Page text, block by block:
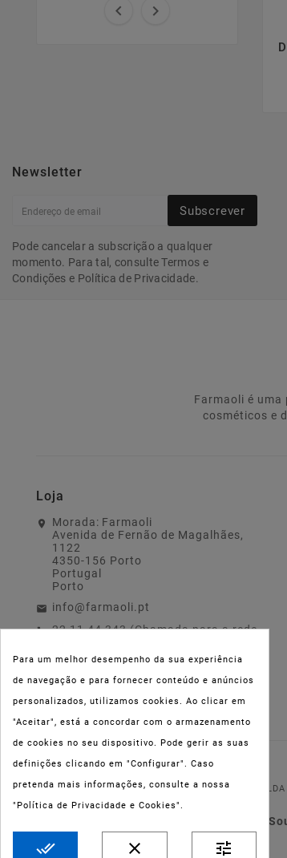
 
Newsletter
Subscrever
Pode cancelar a subscrição a qualquer
momento. Para tal, consulte Termos e
Condições e Política de Privacidade.
Farmaoli é
cosméticos e
Loja
Morada: Farmaoli
Avenida de Fernão de Magalhães,
1122
4350-156 Porto
Portugal
Porto
info@farmaoli.pt
22 11 44 343 (Chamada para a rede
NIPC:515 801 216
FARMAOLI, Soc. Unip. LDA
Dir. Técnica: Lígia de
Teixeira
Para um melhor desempenho da sua experiência
de navegação e para fornecer conteúdo e anúncios
personalizados, utilizamos cookies. Ao clicar em
"Aceitar", está a concordar com o armazenamento
de cookies no seu dispositivo. Pode gerir as suas
definições clicando em "Configurar". Caso
pretenda mais informações, consulte a nossa
"Política de Privacidade e Cookies".
done_all clear tune